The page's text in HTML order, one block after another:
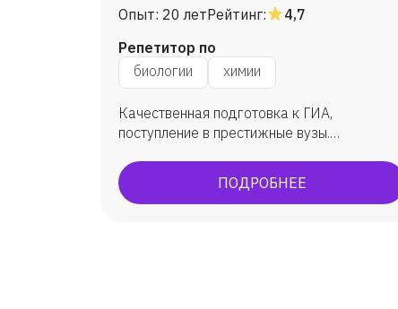
Опыт: 20 летРейтинг:
4,7
Репетитор по
биологии
химии
Качественная подготовка к ГИА,
поступление в престижные вузы.
балл 86 бб. ОГЭ всегда успешно, всегда
максимально сдают.ПОДРОБНЕЕ